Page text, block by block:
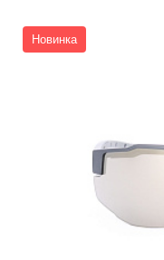
Новинка